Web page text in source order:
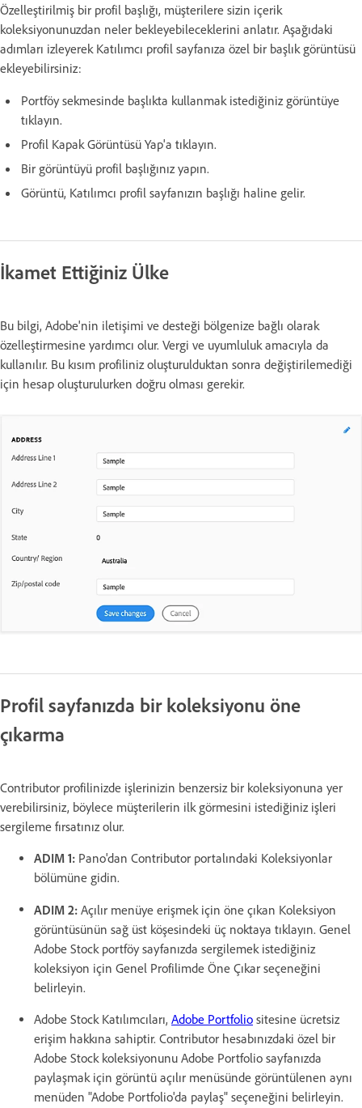
Özelleştirilmiş bir profil başlığı, müşterilere sizin içerik
koleksiyonunuzdan neler bekleyebileceklerini anlatır. Aşağıdaki
adımları izleyerek Katılımcı profil sayfanıza özel bir başlık görüntüsü
ekleyebilirsiniz:
Portföy sekmesinde başlıkta kullanmak istediğiniz görüntüye
tıklayın.
Profil Kapak Görüntüsü Yap'a tıklayın.
Bir görüntüyü profil başlığınız yapın.
Görüntü, Katılımcı profil sayfanızın başlığı haline gelir.
İkamet Ettiğiniz Ülke
Bu bilgi, Adobe'nin iletişimi ve desteği bölgenize bağlı olarak
özelleştirmesine yardımcı olur. Vergi ve uyumluluk amacıyla da
kullanılır. Bu kısım profiliniz oluşturulduktan sonra değiştirilemediği
için hesap oluşturulurken doğru olması gerekir.
Profil sayfanızda bir koleksiyonu öne
çıkarma
Contributor profilinizde işlerinizin benzersiz bir koleksiyonuna yer
verebilirsiniz, böylece müşterilerin ilk görmesini istediğiniz işleri
sergileme fırsatınız olur.
ADIM 1: Pano'dan Contributor portalındaki Koleksiyonlar
bölümüne gidin.
ADIM 2: Açılır menüye erişmek için öne çıkan Koleksiyon
görüntüsünün sağ üst köşesindeki üç noktaya tıklayın. Genel
Adobe Stock portföy sayfanızda sergilemek istediğiniz
koleksiyon için Genel Profilimde Öne Çıkar seçeneğini
belirleyin.
Adobe Stock Katılımcıları, Adobe Portfolio sitesine ücretsiz
erişim hakkına sahiptir. Contributor hesabınızdaki özel bir
Adobe Stock koleksiyonunu Adobe Portfolio sayfanızda
paylaşmak için görüntü açılır menüsünde görüntülenen aynı
menüden "Adobe Portfolio'da paylaş" seçeneğini belirleyin.